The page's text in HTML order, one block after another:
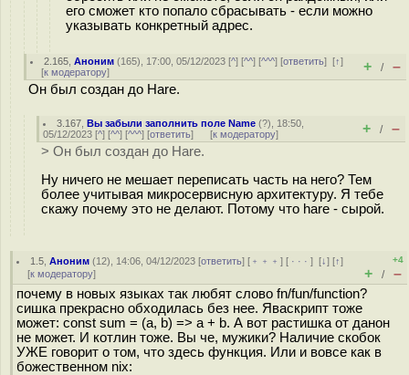
его сможет кто попало сбрасывать - если можно
указывать конкретный адрес.
2.165 ,Аноним (165), 17:00, 05/12/2023 [^] [^^] [^^^] [ответить][↑]
[к модератору] + / –
Он был создан до Hare.
3.167 ,Вы забыли заполнить поле Name (?), 18:50,
05/12/2023 [^] [^^] [^^^] [ответить] [к модератору] + / –
> Он был создан до Hare.
Ну ничего не мешает переписать часть на него? Тем
более учитывая микросервисную архитектуру. Я тебе
скажу почему это не делают. Потому что hare - сырой.
1.5 ,Аноним (12), 14:06, 04/12/2023 [ответить] [ ﹢﹢﹢] [ · · ·][↓] [↑]
[к модератору]
+4
+ / –
почему в новых языках так любят слово fn/fun/function?
сишка прекрасно обходилась без нее. Яваскрипт тоже
может: const sum = (a, b) => a + b. А вот растишка от данон
не может. И котлин тоже. Вы че, мужики? Наличие скобок
УЖЕ говорит о том, что здесь функция. Или и вовсе как в
божественном nix: